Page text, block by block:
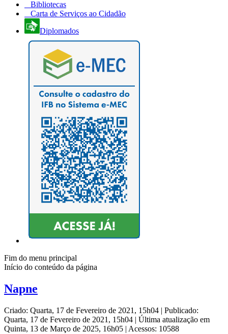
Bibliotecas
Carta de Serviços ao Cidadão
Diplomados
Fim do menu principal
Início do conteúdo da página
Napne
Criado: Quarta, 17 de Fevereiro de 2021, 15h04 | Publicado:
Quarta, 17 de Fevereiro de 2021, 15h04 | Última atualização em
Quinta, 13 de Março de 2025, 16h05 | Acessos: 10588